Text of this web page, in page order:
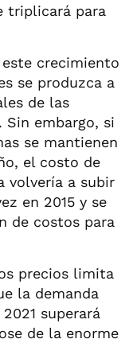
triplicará para
este crecimiento
se produzca a
de las
embargo, si
se mantienen
el costo de
volvería a subir
en 2015 y se
de costos para
precios limita
la demanda
superará
de la enorme